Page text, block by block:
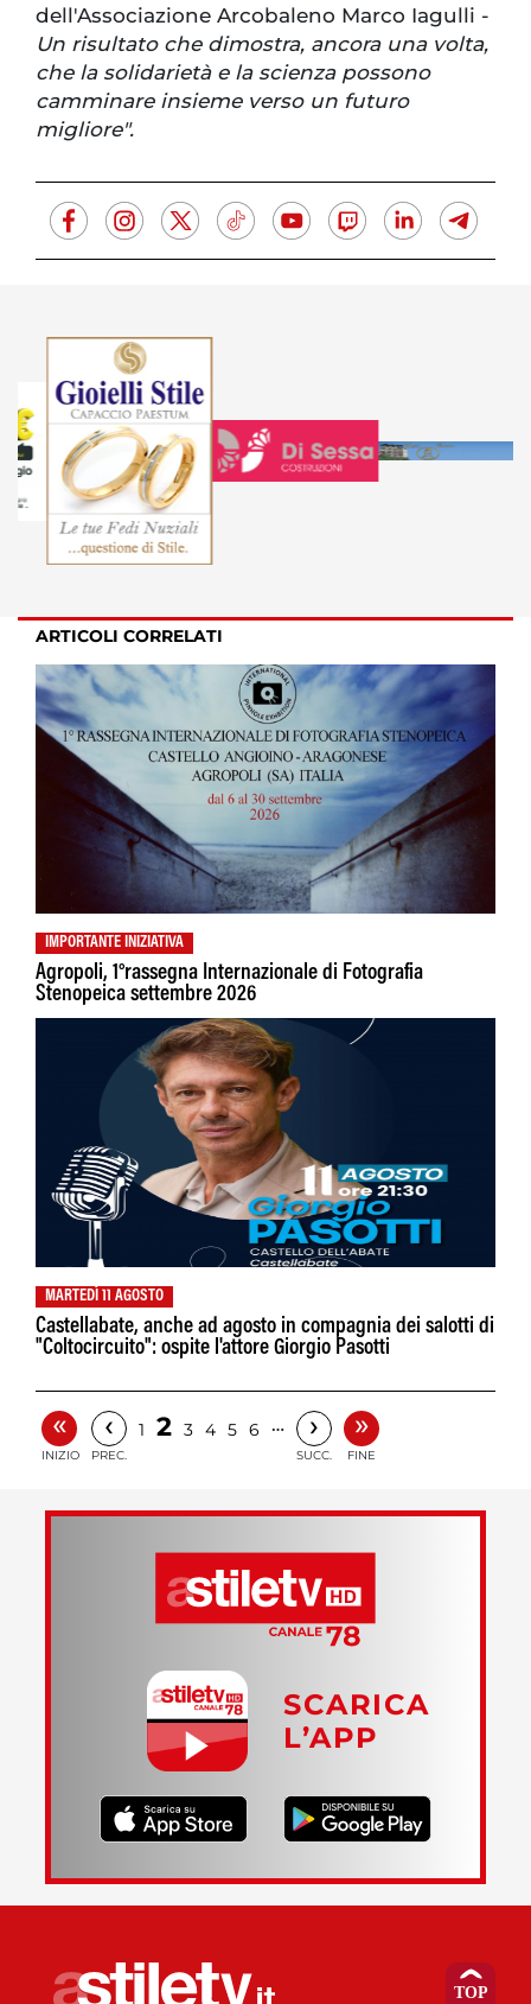
dell'Associazione Arcobaleno Marco Iagulli -
Un risultato che dimostra, ancora una volta,
che la solidarietà e la scienza possono
camminare insieme verso un futuro
migliore".
ARTICOLI CORRELATI
IMPORTANTE INIZIATIVA
Agropoli, 1°rassegna Internazionale di Fotografia
Stenopeica settembre 2026
MARTEDÌ 11 AGOSTO
Castellabate, anche ad agosto in compagnia dei salotti di
"Coltocircuito": ospite l'attore Giorgio Pasotti
«
INIZIO
‹
PREC.
1 2 3 4 5 6 … ›
SUCC.
»
FINE
SCARICA
L’APP